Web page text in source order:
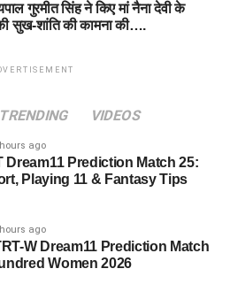
गुरमीत सिंह ने किए मां नैना देवी के
सुख-शांति की कामना की….
TRENDING VIDEOS
ago
Dream11 Prediction Match 25:
Playing 11 & Fantasy Tips
ago
W Dream11 Prediction Match
Women 2026